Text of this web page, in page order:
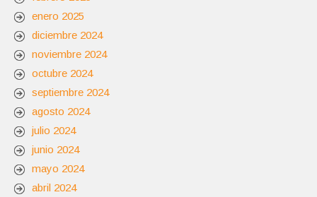
enero 2025
diciembre 2024
noviembre 2024
octubre 2024
septiembre 2024
agosto 2024
julio 2024
junio 2024
mayo 2024
abril 2024